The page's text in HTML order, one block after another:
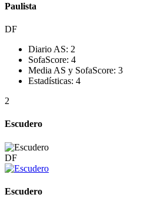
Paulista
DF
Diario AS: 2
SofaScore: 4
Media AS y SofaScore: 3
Estadísticas: 4
2
Escudero
DF
Escudero